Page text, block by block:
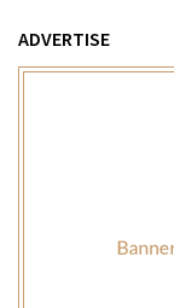
ADVERTISE